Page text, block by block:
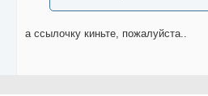
а ссылочку киньте, пожалуйста..